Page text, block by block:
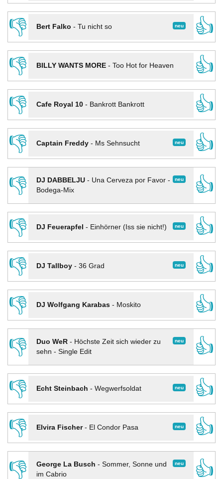
👎
neu
Bert Falko - Tu nicht so
👍
👎
BILLY WANTS MORE- Too Hot for Heaven
👍
👎
Cafe Royal 10- Bankrott Bankrott
👍
👎
neu
Captain Freddy- Ms Sehnsucht
👍
👎
neu
DJ DABBELJU- Una Cerveza por Favor -
Bodega-Mix
👍
👎
neu
DJ Feuerapfel - Einhörner (Iss sie nicht!)
👍
👎
neu
DJ Tallboy- 36 Grad
👍
👎
DJ Wolfgang Karabas- Moskito
👍
👎
neu
Duo WeR- Höchste Zeit sich wieder zu
sehn - Single Edit
👍
👎
neu
Echt Steinbach - Wegwerfsoldat
👍
👎
neu
Elvira Fischer- El Condor Pasa
👍
👎
neu
George La Busch - Sommer, Sonne und
im Cabrio
👍